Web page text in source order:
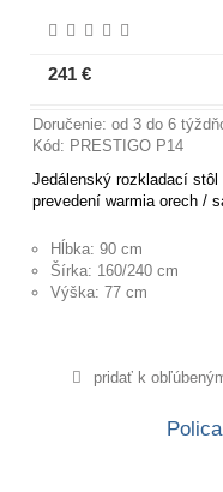
241 €
Doručenie: od 3 do 6
Kód: PRESTIGO P14
Jedálenský rozkladací stôl
prevedení warmia orech /
Hĺbka: 90 cm
Šírka: 160/240 cm
Výška: 77 cm
pridať k